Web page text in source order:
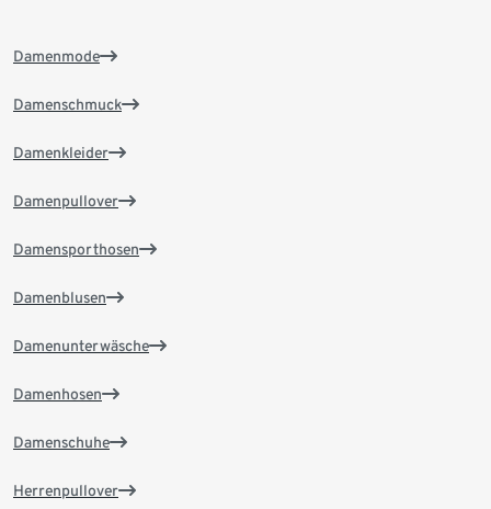
Damenmode
Damenschmuck
Damenkleider
Damenpullover
Damensporthosen
Damenblusen
Damenunterwäsche
Damenhosen
Damenschuhe
Herrenpullover